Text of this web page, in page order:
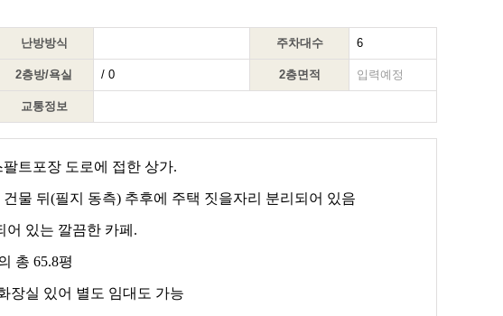
난방방식 주차대수 6
2층방/욕실 / 0 2층면적 입력예정
교통정보
트포장 도로에 접한 상가.
물 뒤(필지 동측) 추후에 주택 짓을자리 분리되어 있음
어 있는 깔끔한 카페.
총 65.8평
장실 있어 별도 임대도 가능